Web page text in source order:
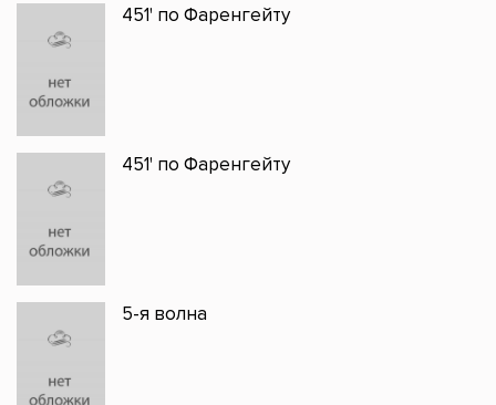
451' по Фаренгейту
451' по Фаренгейту
5-я волна